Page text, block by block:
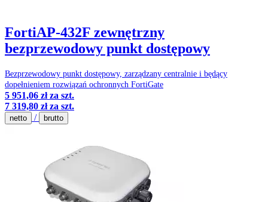
FortiAP-432F zewnętrzny
bezprzewodowy punkt dostępowy
Bezprzewodowy punkt dostępowy, zarządzany centralnie i będący
dopełnieniem rozwiązań ochronnych FortiGate
5 951,06 złza szt.
7 319,80 złza szt.
netto / brutto